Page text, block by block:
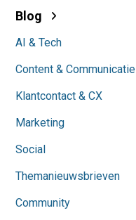
Blog
AI & Tech
Content & Communicatie
Klantcontact & CX
Marketing
Social
Themanieuwsbrieven
Community